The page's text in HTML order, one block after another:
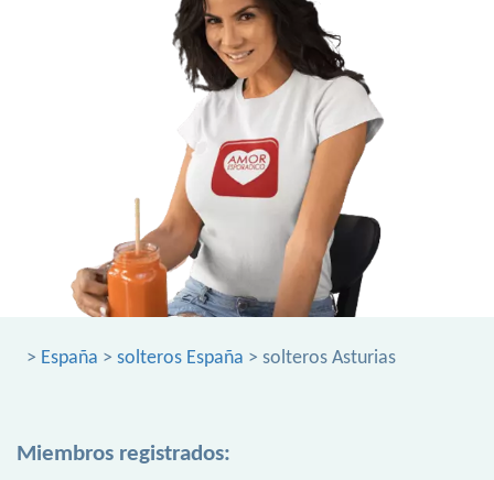
> España > solteros España > solteros Asturias
Miembros registrados: